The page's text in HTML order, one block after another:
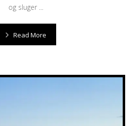
og sluger ...
Read More